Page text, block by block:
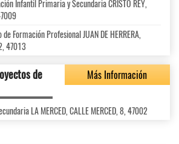
Infantil Primaria y Secundaria CRISTO REY,
Formación Profesional JUAN DE HERRERA,
47013
de Más Información
LA MERCED, CALLE MERCED, 8, 47002